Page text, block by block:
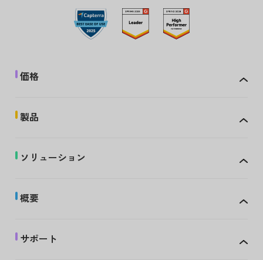
価格
製品
ソリューション
概要
サポート